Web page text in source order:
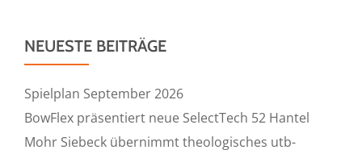
NEUESTE BEITRÄGE
Spielplan September 2026
BowFlex präsentiert neue SelectTech 52 Hantel
Mohr Siebeck übernimmt theologisches utb-